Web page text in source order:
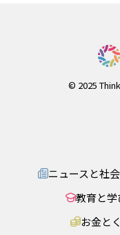
© 2025
ニュースと社会
教育と学
お金と